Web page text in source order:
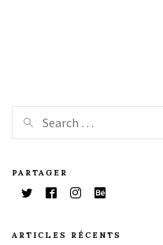
PARTAGER
ARTICLES RÉCENTS